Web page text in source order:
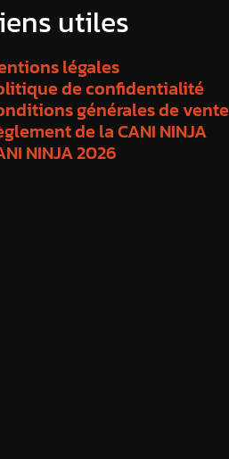
utiles
légales
de confidentialité
générales de vente
de la CANI NINJA
NINJA 2026